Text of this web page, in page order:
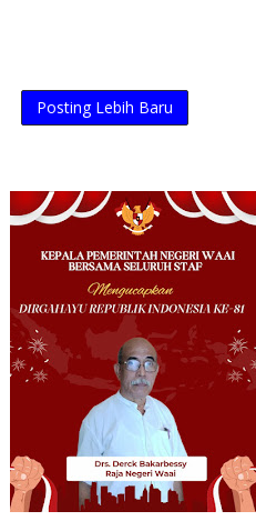
Posting Lebih Baru